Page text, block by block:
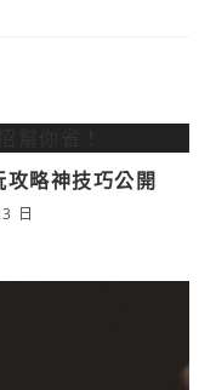
略神技巧公開
日